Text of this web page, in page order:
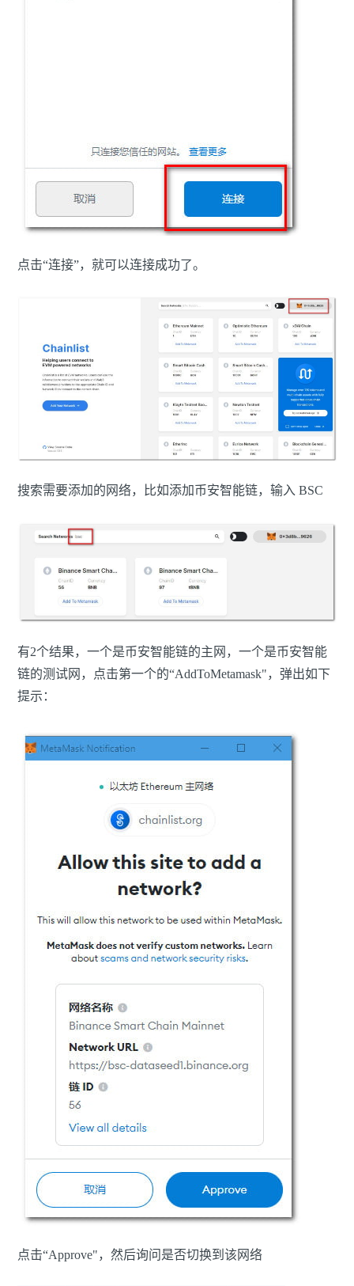
点击“连接”，就可以连接成功了。
搜索需要添加的网络，比如添加币安智能链，输入 BSC
有2个结果，一个是币安智能链的主网，一个是币安智能
链的测试网，点击第一个的“AddToMetamask"，弹出如下
提示：
点击“Approve"，然后询问是否切换到该网络